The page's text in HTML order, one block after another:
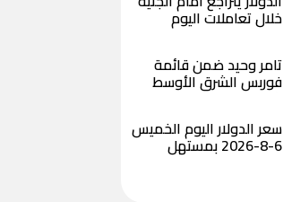
خلال تعاملات اليوم
ويسجل 49.78 جنيه للبيع
بالبنك الأهلي المصري
تامر وحيد ضمن قائمة
فوربس الشرق الأوسط
لأقوى 100 رئيس تنفيذي
سعر الدولار اليوم الخميس
6-8-2026 بمستهل
التعاملات الصباحية